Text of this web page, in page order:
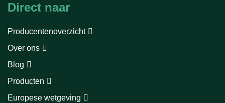
Direct naar
Producentenoverzicht
Over ons
Blog
Producten
Europese wetgeving